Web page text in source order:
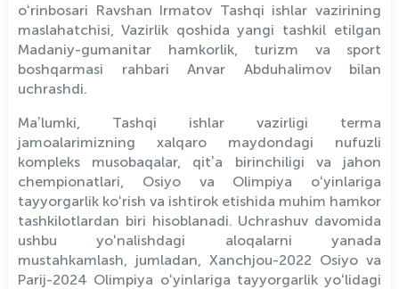
oʻrinbosari Ravshan Irmatov Tashqi ishlar vazirining
maslahatchisi, Vazirlik qoshida yangi tashkil etilgan
Madaniy-gumanitar hamkorlik, turizm va sport
boshqarmasi rahbari Anvar Abduhalimov bilan
uchrashdi.
Maʼlumki, Tashqi ishlar vazirligi terma
jamoalarimizning xalqaro maydondagi nufuzli
kompleks musobaqalar, qitʼa birinchiligi va jahon
chempionatlari, Osiyo va Olimpiya oʻyinlariga
tayyorgarlik koʻrish va ishtirok etishida muhim hamkor
tashkilotlardan biri hisoblanadi. Uchrashuv davomida
ushbu yoʻnalishdagi aloqalarni yanada
mustahkamlash, jumladan, Xanchjou-2022 Osiyo va
Parij-2024 Olimpiya oʻyinlariga tayyorgarlik yoʻlidagi